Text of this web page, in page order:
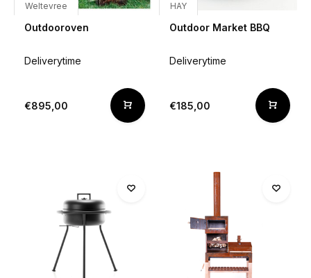
Weltevree
Outdooroven
Deliverytime
€895,00
HAY
Outdoor Market BBQ
Deliverytime
€185,00